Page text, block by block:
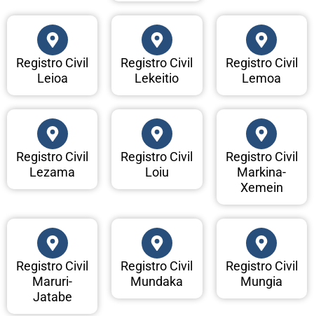
Registro Civil
Leioa
Registro Civil
Lekeitio
Registro Civil
Lemoa
Registro Civil
Lezama
Registro Civil
Loiu
Registro Civil
Markina-
Xemein
Registro Civil
Maruri-
Jatabe
Registro Civil
Mundaka
Registro Civil
Mungia